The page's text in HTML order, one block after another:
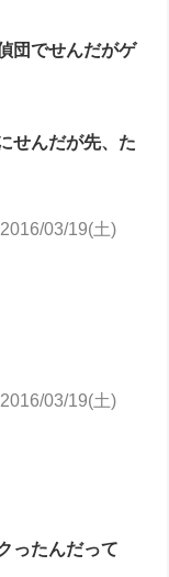
団でせんだがゲ
せんだが先、た
2016/03/19(土)
2016/03/19(土)
ったんだって